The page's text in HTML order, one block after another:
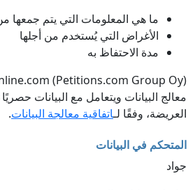
ما هي المعلومات التي يتم جمعها
الأغراض التي يُستخدم من أجلها
مدة الاحتفاظ به
معالج البيانات ويتعامل مع البيانات
العريضة، وفقًا لـاتفاقية معالجة البيانات.
المتحكم في البيانات
جواد